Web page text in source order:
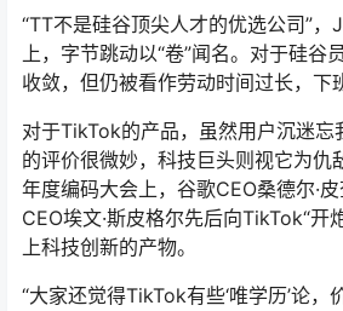
“TT不是硅谷顶尖人才的优选公司”
上，字节跳动以“卷”闻名。对于硅谷
收敛，但仍被看作劳动时间过长，下
对于TikTok的产品，虽然用户沉迷忘
的评价很微妙，科技巨头则视它为仇
年度编码大会上，谷歌CEO桑德尔·
CEO埃文·斯皮格尔先后向TikTok“开
上科技创新的产物。
“大家还觉得TikTok有些‘唯学历’论，